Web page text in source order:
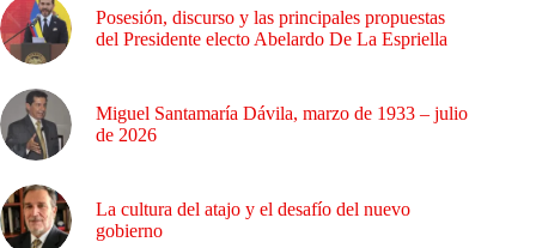
Posesión, discurso y las principales propuestas
del Presidente electo Abelardo De La Espriella
Miguel Santamaría Dávila, marzo de 1933 – julio
de 2026
La cultura del atajo y el desafío del nuevo
gobierno